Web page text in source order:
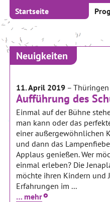
Startseite
Neuigkeiten
11. April 2019– Thüringen
Aufführung des
Einmal auf der Bühne
man kann oder das
einer außergewöhnlichen
und dann das
Applaus genießen. Wer
einmal erleben? Die
möchte ihren Kindern und
Erfahrungen im ...
… mehr